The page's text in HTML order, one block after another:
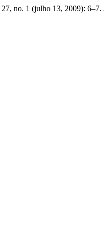
27, no. 1 (julho 13, 2009): 6–7.